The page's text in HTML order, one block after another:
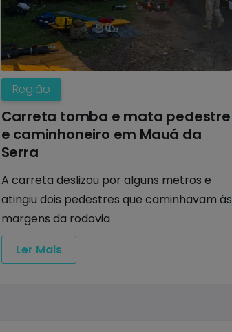
Região
Carreta tomba e mata pedestre
e caminhoneiro em Mauá da
Serra
A carreta deslizou por alguns metros e
atingiu dois pedestres que caminhavam às
margens da rodovia
Ler Mais